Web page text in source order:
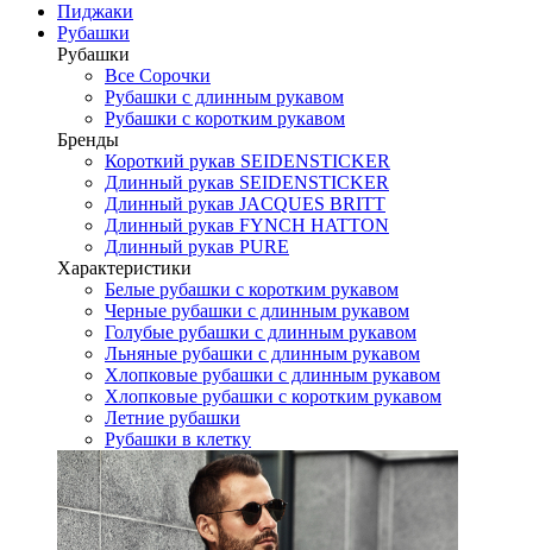
Пиджаки
Рубашки
Рубашки
Все Сорочки
Рубашки с длинным рукавом
Рубашки с коротким рукавом
Бренды
Короткий рукав SEIDENSTICKER
Длинный рукав SEIDENSTICKER
Длинный рукав JAСQUES BRITT
Длинный рукав FYNCH HATTON
Длинный рукав PURE
Характеристики
Белые рубашки с коротким рукавом
Черные рубашки с длинным рукавом
Голубые рубашки с длинным рукавом
Льняные рубашки с длинным рукавом
Хлопковые рубашки с длинным рукавом
Хлопковые рубашки с коротким рукавом
Летние рубашки
Рубашки в клетку